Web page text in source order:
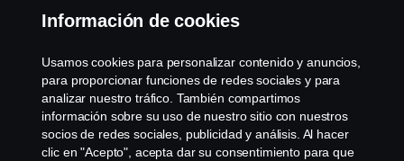
Información de cookies
Usamos cookies para personalizar contenido y anuncios,
para proporcionar funciones de redes sociales y para
analizar nuestro tráfico. También compartimos
información sobre su uso de nuestro sitio con nuestros
socios de redes sociales, publicidad y análisis. Al hacer
clic en "Acepto", acepta dar su consentimiento para que